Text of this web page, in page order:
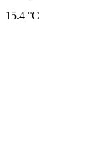
15.4 °C